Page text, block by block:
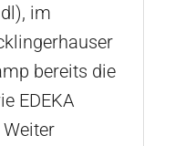
im
bereits die
EDEKA